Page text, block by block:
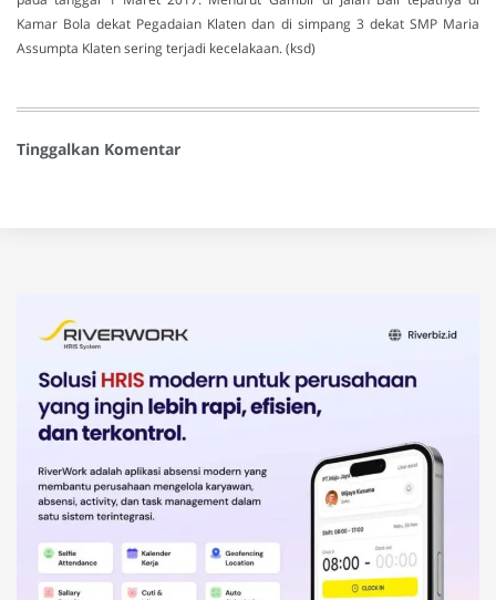
Kamar Bola dekat Pegadaian Klaten dan di simpang 3 dekat SMP Maria
Assumpta Klaten sering terjadi kecelakaan. (ksd)
Tinggalkan Komentar